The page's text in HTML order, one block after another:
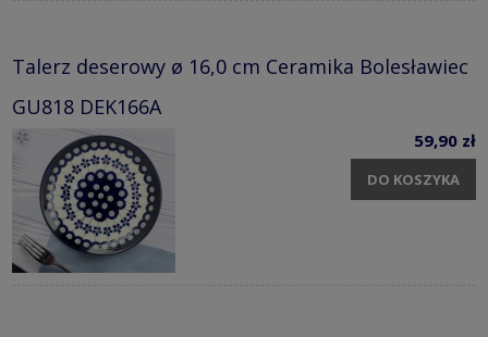
Talerz deserowy ø 16,0 cm Ceramika Bolesławiec
GU818 DEK166A
59,90 zł
DO KOSZYKA